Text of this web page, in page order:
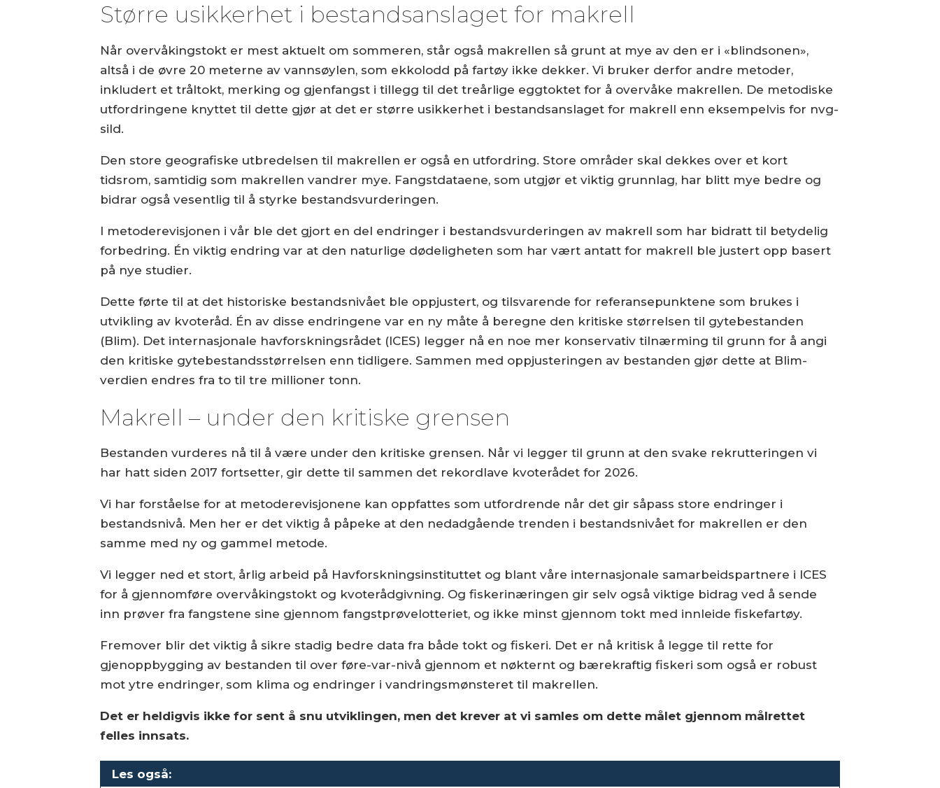
Større usikkerhet i bestandsanslaget for makrell
Når overvåkingstokt er mest aktuelt om sommeren, står også makrellen så grunt at mye av den er i «blindsonen»,
altså i de øvre 20 meterne av vannsøylen, som ekkolodd på fartøy ikke dekker. Vi bruker derfor andre metoder,
inkludert et tråltokt, merking og gjenfangst i tillegg til det treårlige eggtoktet for å overvåke makrellen. De metodiske
utfordringene knyttet til dette gjør at det er større usikkerhet i bestandsanslaget for makrell enn eksempelvis for nvg-
sild.
Den store geografiske utbredelsen til makrellen er også en utfordring. Store områder skal dekkes over et kort
tidsrom, samtidig som makrellen vandrer mye. Fangstdataene, som utgjør et viktig grunnlag, har blitt mye bedre og
bidrar også vesentlig til å styrke bestandsvurderingen.
I metoderevisjonen i vår ble det gjort en del endringer i bestandsvurderingen av makrell som har bidratt til betydelig
forbedring. Én viktig endring var at den naturlige dødeligheten som har vært antatt for makrell ble justert opp basert
på nye studier.
Dette førte til at det historiske bestandsnivået ble oppjustert, og tilsvarende for referansepunktene som brukes i
utvikling av kvoteråd. Én av disse endringene var en ny måte å beregne den kritiske størrelsen til gytebestanden
(Blim). Det internasjonale havforskningsrådet (ICES) legger nå en noe mer konservativ tilnærming til grunn for å angi
den kritiske gytebestandsstørrelsen enn tidligere. Sammen med oppjusteringen av bestanden gjør dette at Blim-
verdien endres fra to til tre millioner tonn.
Makrell – under den kritiske grensen
Bestanden vurderes nå til å være under den kritiske grensen. Når vi legger til grunn at den svake rekrutteringen vi
har hatt siden 2017 fortsetter, gir dette til sammen det rekordlave kvoterådet for 2026.
Vi har forståelse for at metoderevisjonene kan oppfattes som utfordrende når det gir såpass store endringer i
bestandsnivå. Men her er det viktig å påpeke at den nedadgående trenden i bestandsnivået for makrellen er den
samme med ny og gammel metode.
Vi legger ned et stort, årlig arbeid på Havforskningsinstituttet og blant våre internasjonale samarbeidspartnere i ICES
for å gjennomføre overvåkingstokt og kvoterådgivning. Og fiskerinæringen gir selv også viktige bidrag ved å sende
inn prøver fra fangstene sine gjennom fangstprøvelotteriet, og ikke minst gjennom tokt med innleide fiskefartøy.
Fremover blir det viktig å sikre stadig bedre data fra både tokt og fiskeri. Det er nå kritisk å legge til rette for
gjenoppbygging av bestanden til over føre-var-nivå gjennom et nøkternt og bærekraftig fiskeri som også er robust
mot ytre endringer, som klima og endringer i vandringsmønsteret til makrellen.
Det er heldigvis ikke for sent å snu utviklingen, men det krever at vi samles om dette målet gjennom målrettet
felles innsats.
Les også: